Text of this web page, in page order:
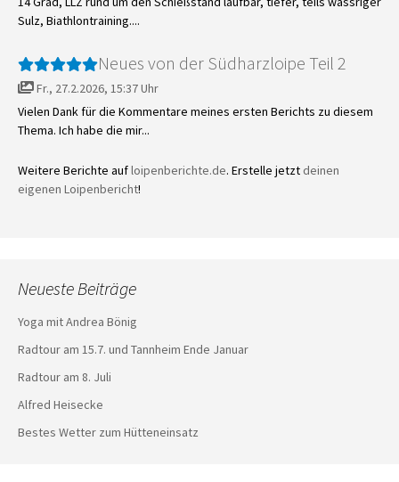
Sulz, Biathlontraining....
Neues von der Südharzloipe Teil 2
Fr., 27.2.2026, 15:37 Uhr
Vielen Dank für die Kommentare meines ersten Berichts zu diesem
Thema. Ich habe die mir...
Weitere Berichte aufloipenberichte.de. Erstelle jetzt deinen
eigenen Loipenbericht!
Neueste Beiträge
Yoga mit Andrea Bönig
Radtour am 15.7. und Tannheim Ende Januar
Radtour am 8. Juli
Alfred Heisecke
Bestes Wetter zum Hütteneinsatz